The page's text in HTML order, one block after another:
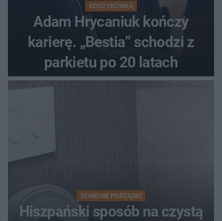
KOSZYKÓWKA
Adam Hrycaniuk kończy
karierę. „Bestia” schodzi z
parkietu po 20 latach
DOMOWE PORZĄDKI
Hiszpański sposób na czystą